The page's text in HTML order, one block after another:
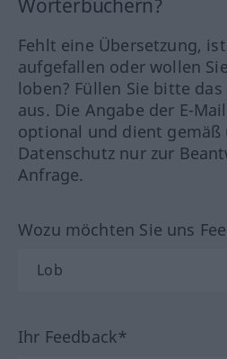
Wörterbüchern?
Fehlt eine Übersetzung,
aufgefallen oder wollen
loben? Füllen Sie bitte
aus. Die Angabe der E-
optional und dient gemäß
Datenschutz nur zur
Anfrage.
Wozu möchten Sie uns
Ihr Feedback*